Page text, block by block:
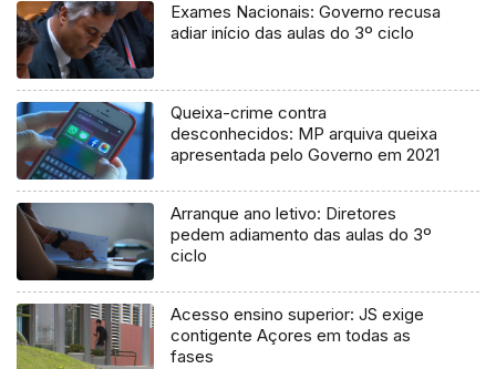
Exames Nacionais: Governo recusa
adiar início das aulas do 3º ciclo
Queixa-crime contra
desconhecidos: MP arquiva queixa
apresentada pelo Governo em 2021
Arranque ano letivo: Diretores
pedem adiamento das aulas do 3º
ciclo
Acesso ensino superior: JS exige
contigente Açores em todas as
fases